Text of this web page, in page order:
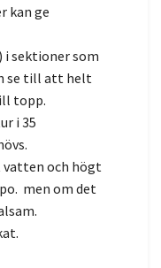
kan ge
i sektioner som
se till att helt
topp.
i 35
och högt
men om det